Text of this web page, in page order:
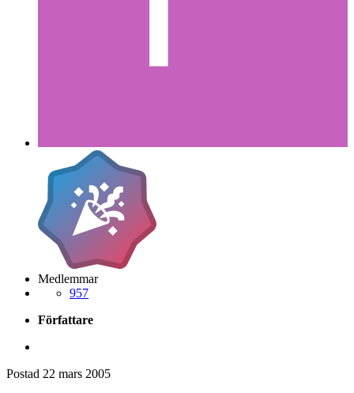
Medlemmar
957
Författare
Postad 22 mars 2005